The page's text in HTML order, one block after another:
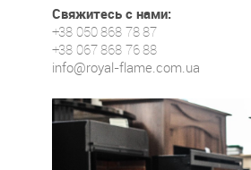
Свяжитесь с нами:
+38 050 868 78 87
+38 067 868 76 88
info@royal-flame.com.ua